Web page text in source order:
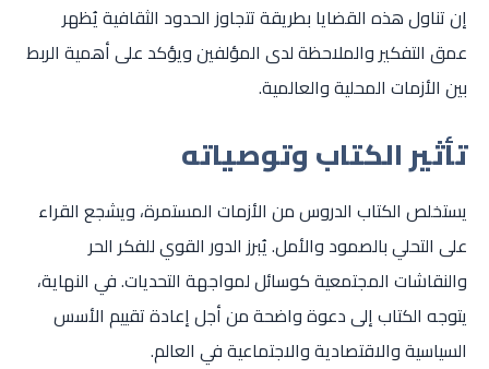
إن تناول هذه القضايا بطريقة تتجاوز الحدود الثقافية يُظهر
عمق التفكير والملاحظة لدى المؤلفين ويؤكد على أهمية الربط
بين الأزمات المحلية والعالمية.
تأثير الكتاب وتوصياته
يستخلص الكتاب الدروس من الأزمات المستمرة، ويشجع القراء
على التحلي بالصمود والأمل. يُبرز الدور القوي للفكر الحر
والنقاشات المجتمعية كوسائل لمواجهة التحديات. في النهاية،
يتوجه الكتاب إلى دعوة واضحة من أجل إعادة تقييم الأسس
السياسية والاقتصادية والاجتماعية في العالم.